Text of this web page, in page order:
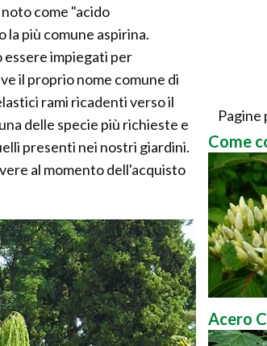
come "acido
la più comune aspirina.
essere impiegati per
il proprio nome comune di
rami ricadenti verso il
delle specie più richieste e
presenti nei nostri giardini.
al momento dell'acquisto
Pagine
Come
Acero